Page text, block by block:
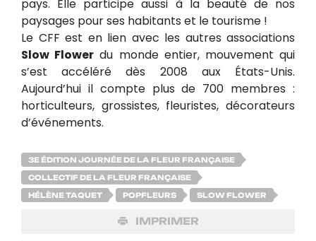
pays. Elle participe aussi à la beauté de nos
paysages pour ses habitants et le tourisme !
Le CFF est en lien avec les autres associations
Slow Flower du monde entier, mouvement qui
s’est accéléré dès 2008 aux États-Unis.
Aujourd’hui il compte plus de 700 membres :
horticulteurs, grossistes, fleuristes, décorateurs
d’événements.
3E ÉDITION JOURNÉE DE LA FLEUR FRANÇAISE
COLLECTIF DE LA FLEUR FRANÇAISE
HÉLÈNE TAQUET POPFLEURS SLOW FLOWER
IMPRIMER